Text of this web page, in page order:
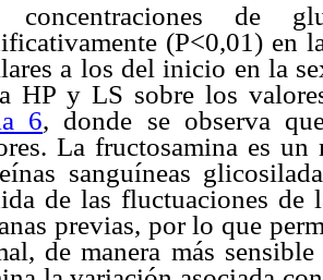
concentraciones de
(P<0,01) en
a los del inicio en la
HP y LS sobre los
6, donde se observa
La fructosamina es
sanguíneas
de las fluctuaciones de
previas, por lo que
de manera más